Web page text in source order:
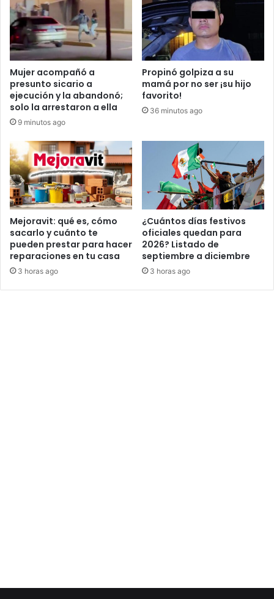
Mujer acompañó a
presunto sicario a
ejecución y la abandonó;
solo la arrestaron a ella
9 minutos ago
Propinó golpiza a su
mamá por no ser ¡su hijo
favorito!
36 minutos ago
Mejoravit: qué es, cómo
sacarlo y cuánto te
pueden prestar para hacer
reparaciones en tu casa
3 horas ago
¿Cuántos días festivos
oficiales quedan para
2026? Listado de
septiembre a diciembre
3 horas ago